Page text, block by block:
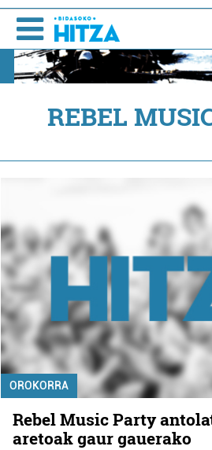
REBEL
OROKORRA
Rebel Music Party
aretoak gaur gauerako